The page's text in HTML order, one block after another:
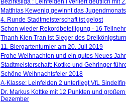
Bezirksliga : Leinfelden I verliert deutlich mit
Matthias Kewenig gewinnt das
4. Runde Stadtmeisterschaft ist gelost
Schon wieder Rekordbeteiligung - 16
Thanh Kien Tran ist Sieger des
11. Biergartenturnier am 20. Juli 2019
Frohe Weihnachten und ein gutes Neues
Stadtmeisterschaft: Kottke und Gehringer
Schöne Weihnachtsfeier 2018
A-Klasse: Leinfelden 2 unterliegt VfL
Dr. Markus Kottke mit 12 Punkten und
Dezember